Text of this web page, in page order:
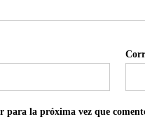
para la próxima vez que